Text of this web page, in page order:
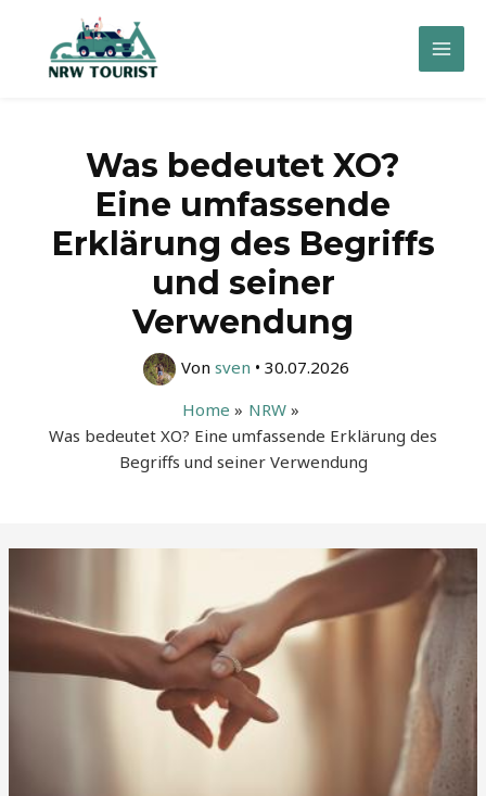
springen
Main
Was bedeutet XO?
Eine umfassende
Erklärung des Begriffs
und seiner
Verwendung
Von sven • 30.07.2026
Home
NRW
Was bedeutet XO? Eine umfassende Erklärung des
Begriffs und seiner Verwendung